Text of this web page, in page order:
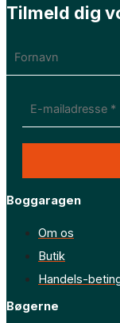
Tilmeld dig
Boggaragen
Om os
Butik
Handels-
Bøgerne